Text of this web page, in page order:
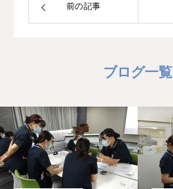
前の記事
ブログ一覧